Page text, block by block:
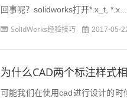
回事呢？solidworks打开*.x_t, *.x...
SolidWorks经验技巧 2017-05-
为什么CAD两个标注样式
可能我们在使用cad进行设计的